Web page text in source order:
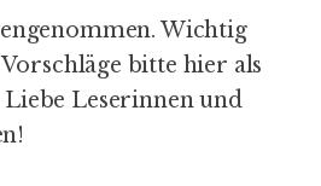
Wichtig
bitte hier als
Liebe Leserinnen und